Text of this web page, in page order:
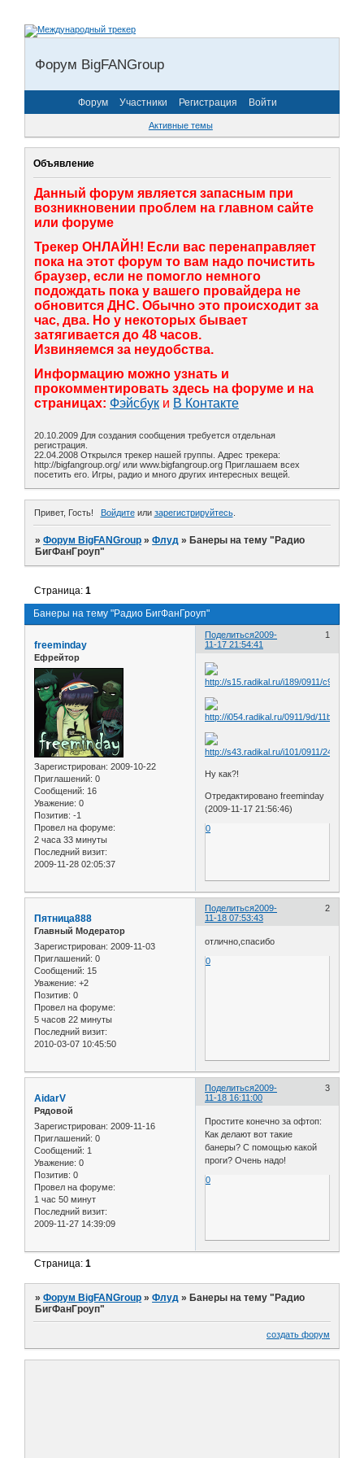
Форум BigFANGroup
Форум Участники Регистрация Войти
Активные темы
Объявление
Данный форум является запасным при
возникновении проблем на главном сайте
или форуме
Трекер ОНЛАЙН! Если вас перенаправляет
пока на этот форум то вам надо почистить
браузер, если не помогло немного
подождать пока у вашего провайдера не
обновится ДНС. Обычно это происходит за
час, два. Но у некоторых бывает
затягивается до 48 часов.
Извиняемся за неудобства.
Информацию можно узнать и
прокомментировать здесь на форуме и на
страницах: Фэйсбук и В Контакте
20.10.2009 Для создания сообщения требуется отдельная
регистрация.
22.04.2008 Открылся трекер нашей группы. Адрес трекера:
http://bigfangroup.org/ или www.bigfangroup.org Приглашаем всех
посетить его. Игры, радио и много других интересных вещей.
Привет, Гость! Войдитеили зарегистрируйтесь.
»Форум BigFANGroup »Флуд » Банеры на тему "Радио
БигФанГроуп"
Банеры на тему "Радио БигФанГроуп"
Страница:1
Поделиться 1
2009-
11-17 21:54:41
freeminday
Ефрейтор
Зарегистрирован: 2009-10-22
Приглашений: 0
Сообщений: 16
Уважение: 0
Позитив: -1
Провел на форуме:
2 часа 33 минуты
Последний визит:
2009-11-28 02:05:37
Ну как?!
Отредактировано freeminday
(2009-11-17 21:56:46)
0
Поделиться 2
2009-
11-18 07:53:43
Пятница888
Главный Модератор
Зарегистрирован: 2009-11-03
Приглашений: 0
Сообщений: 15
Уважение: +2
Позитив: 0
Провел на форуме:
5 часов 22 минуты
Последний визит:
2010-03-07 10:45:50
отлично,спасибо
0
Поделиться 3
2009-
11-18 16:11:00
AidarV
Рядовой
Зарегистрирован: 2009-11-16
Приглашений: 0
Сообщений: 1
Уважение: 0
Позитив: 0
Провел на форуме:
1 час 50 минут
Последний визит:
2009-11-27 14:39:09
Простите конечно за офтоп:
Как делают вот такие
банеры? С помощью какой
проги? Очень надо!
0
Страница:1
»Форум BigFANGroup »Флуд »Банеры на тему "Радио
БигФанГроуп"
создать форум